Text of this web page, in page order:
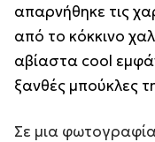
απαρνήθηκε τις
από το κόκκινο
αβίαστα cool
ξανθές μπούκλες
Σε μια